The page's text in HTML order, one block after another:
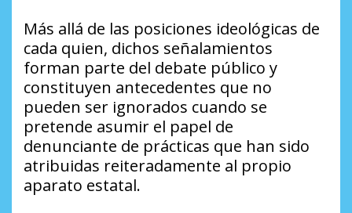
Más allá de las posiciones ideológicas de
cada quien, dichos señalamientos
forman parte del debate público y
constituyen antecedentes que no
pueden ser ignorados cuando se
pretende asumir el papel de
denunciante de prácticas que han sido
atribuidas reiteradamente al propio
aparato estatal.